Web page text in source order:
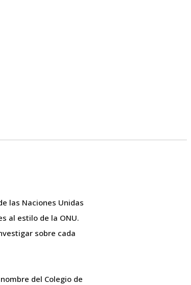
las Naciones Unidas
al estilo de la ONU.
sobre cada
del Colegio de